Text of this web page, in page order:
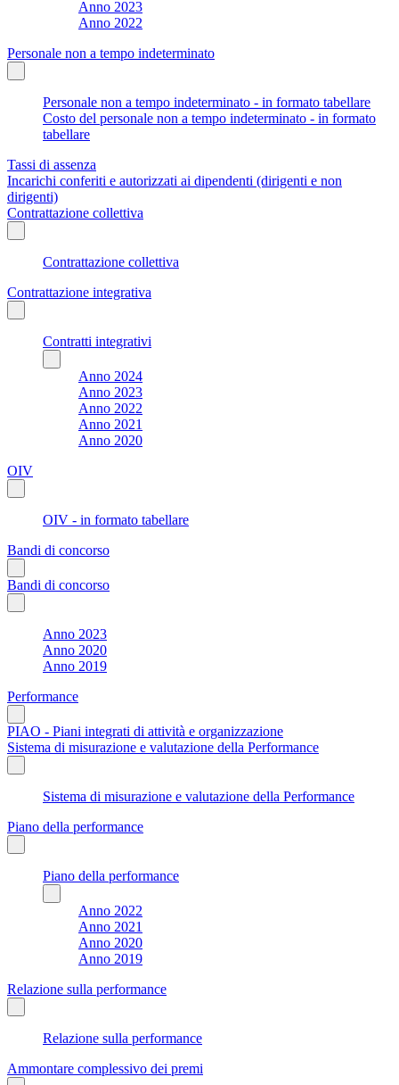
Anno 2023
Anno 2022
Personale non a tempo indeterminato
Personale non a tempo indeterminato - in formato tabellare
Costo del personale non a tempo indeterminato - in formato
tabellare
Tassi di assenza
Incarichi conferiti e autorizzati ai dipendenti (dirigenti e non
dirigenti)
Contrattazione collettiva
Contrattazione collettiva
Contrattazione integrativa
Contratti integrativi
Anno 2024
Anno 2023
Anno 2022
Anno 2021
Anno 2020
OIV
OIV - in formato tabellare
Bandi di concorso
Bandi di concorso
Anno 2023
Anno 2020
Anno 2019
Performance
PIAO - Piani integrati di attività e organizzazione
Sistema di misurazione e valutazione della Performance
Sistema di misurazione e valutazione della Performance
Piano della performance
Piano della performance
Anno 2022
Anno 2021
Anno 2020
Anno 2019
Relazione sulla performance
Relazione sulla performance
Ammontare complessivo dei premi